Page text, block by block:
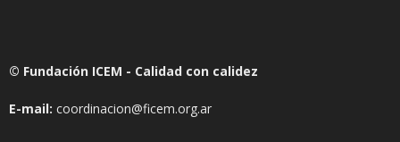
© Fundación ICEM - Calidad con calidez
E-mail: coordinacion@ficem.org.ar